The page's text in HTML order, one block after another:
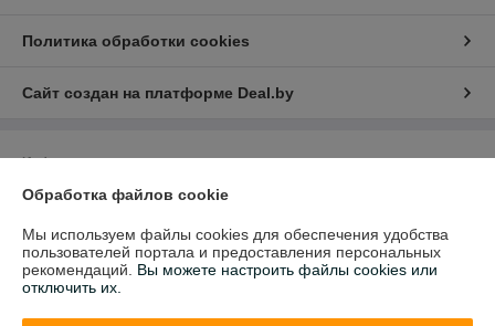
Политика обработки cookies
Сайт создан на платформе Deal.by
Информация для покупателя
Юридическое лицо:Общество с ограниченной ответственностью
222731 Минская область, Дзержинский р-н Станьковский с/c, в/г
Станьково здание казармы помещение№313
Регистрационный номер ЕГР: 691419258
УНП: 691419258
Обработка файлов cookie
Мы используем файлы cookies для обеспечения удобства
пользователей портала и предоставления персональных
рекомендаций. Вы можете настроить файлы cookies или
отключить их.